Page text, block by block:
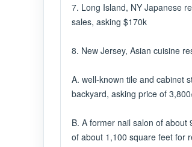
7. Long Island, NY Japanese
sales, asking $170k
8. New Jersey, Asian cuisine
A. well-known tile and cabinet
backyard, asking price of
B. A former nail salon of
of about 1,100 square feet for